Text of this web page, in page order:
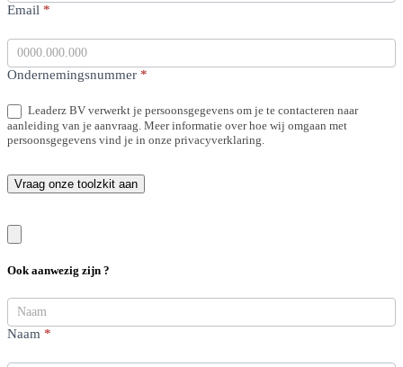
Email *
Ondernemingsnummer *
Leaderz BV verwerkt je persoonsgegevens om je te contacteren naar
aanleiding van je aanvraag. Meer informatie over hoe wij omgaan met
persoonsgegevens vind je in onze privacyverklaring.
Vraag onze toolzkit aan
Ook aanwezig zijn ?
Bijeenkomst
Formulier
Naam *